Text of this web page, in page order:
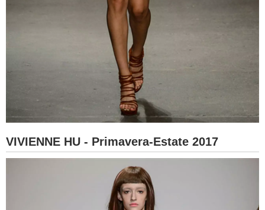
VIVIENNE HU - Primavera-Estate 2017